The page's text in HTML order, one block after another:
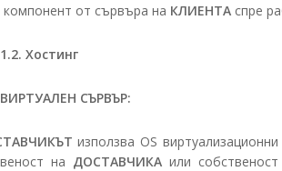
компонент от сървъра на КЛИЕНТА спре
1.2. Хостинг
ВИРТУАЛЕН СЪРВЪР:
използва OS
на ДОСТАВЧИКАили собственост